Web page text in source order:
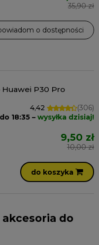
35,90 zł
o dostępności
P30 Pro
4,42
(306)
18:35 – wysyłka dzisiaj!
9,50 zł
10,00 zł
do koszyka
do